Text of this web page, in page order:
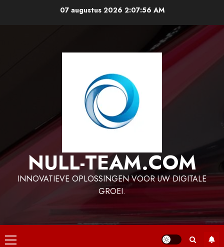
07 augustus 20262:07:57 AM
NULL-TEAM.COM
INNOVATIEVE OPLOSSINGEN VOOR UW DIGITALE
GROEI.
Primair